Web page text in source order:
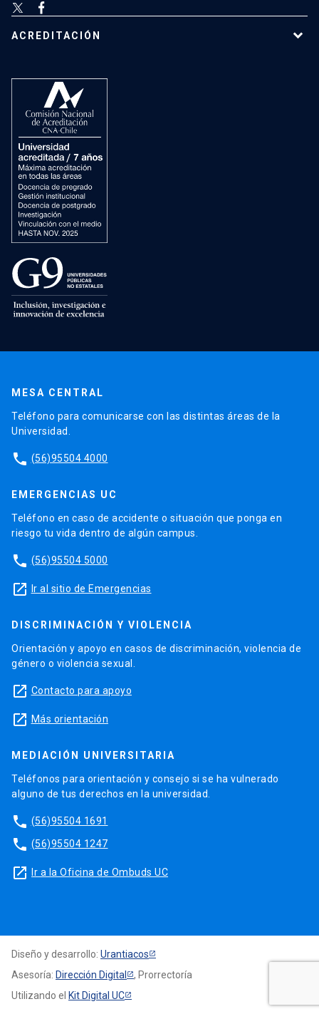
ACREDITACIÓN
MESA CENTRAL
Teléfono para comunicarse con las distintas áreas de la
Universidad.
phone (56)95504 4000
EMERGENCIAS UC
Teléfono en caso de accidente o situación que ponga en
riesgo tu vida dentro de algún campus.
phone (56)95504 5000
launch Ir al sitio de Emergencias
DISCRIMINACIÓN Y VIOLENCIA
Orientación y apoyo en casos de discriminación, violencia de
género o violencia sexual.
launch Contacto para apoyo
launch Más orientación
MEDIACIÓN UNIVERSITARIA
Teléfonos para orientación y consejo si se ha vulnerado
alguno de tus derechos en la universidad.
phone (56)95504 1691
phone (56)95504 1247
launch Ir a la Oficina de Ombuds UC
Diseño y desarrollo: Urantiacos
Asesoría: Dirección Digital
, Prorrectoría
Utilizando el Kit Digital UC